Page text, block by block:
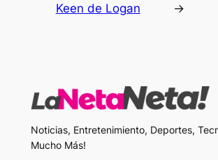
Keen de Logan
→
Noticias, Entretenimiento, Deportes,
Mucho Más!